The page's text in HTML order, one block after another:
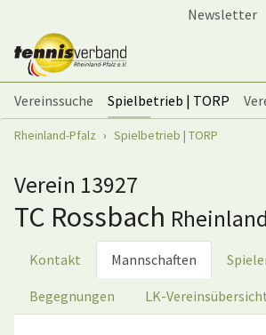
Newsletter
Vereinssuche Spielbetrieb | TORP
Sie sind hier:
Rheinland-Pfalz Spielbetrieb | TORP
Verein 13927
TC Rossbach Rheinland
Kontakt Mannschaften
Begegnungen LK-